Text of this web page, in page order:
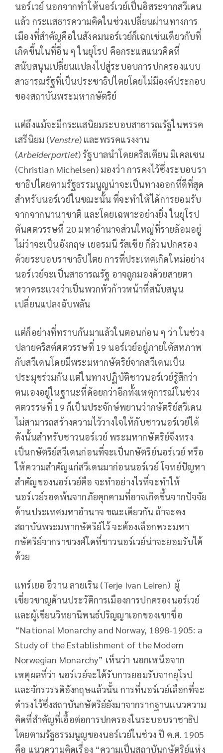
นอร์เวย์ นอกจากทำให้นอร์เวย์เป็นอิสระจากสวีเดน
แล้ว กระแสธารความคิดในช่วงเปลี่ยนผ่านทางการ
เมืองที่สำคัญคือในสังคมนอร์เวย์ก็เฉกเช่นเดียวกับที่
เกิดขึ้นในที่อื่น ๆ ในยุโรป คือกระแสแนวคิดที่
สนับสนุนเปลี่ยนแปลงไปสู่ระบอบการปกครองแบบ
สาธารณรัฐที่เป็นประชาธิปไตยโดยไม่มีองค์ประกอบ
ของสถาบันพระมหากษัตริย์
แต่ถึงแม้จะมีกระแสนิยมระบอบสาธารณรัฐในพรรค
เสรีนิยม (Venstre) และพรรคแรงงาน
(Arbeiderpartiet) รัฐบาลนำโดยคริสเตียน มิเคลเซน
(Christian Michelsen) มองว่า การคงไว้ซึ่งระบอบรา
ชาธิปไตยตามรัฐธรรมนูญน่าจะเป็นทางออกที่ดีที่สุด
สำหรับนอร์เวย์ในขณะนั้น ที่จะทำให้ได้การยอมรับ
จากจากนานาชาติ และโดยเฉพาะอย่างยิ่ง ในยุโรป
ต้นศตวรรษที่ 20 มหาอำนาจส่วนใหญ่ที่รายล้อมอยู่
ไม่ว่าจะเป็นอังกฤษ เยอรมนี รัสเซีย ก็ล้วนปกครอง
ด้วยระบอบราชาธิปไตย การที่ประเทศเกิดใหม่อย่าง
นอร์เวย์จะเป็นสาธารณรัฐ อาจถูกมองด้วยสายตา
หวาดระแวงว่าเป็นพวกหัวก้าวหน้าที่สนับสนุน
เปลี่ยนแปลงฉับพลัน
แต่ก็อย่างที่ทราบกันมาแล้วในตอนก่อน ๆ ว่า ในช่วง
ปลายคริสต์ศตวรรษที่ 19 นอร์เวย์อยู่ภายใต้สหภาพ
กับสวีเดนโดยมีพระมหากษัตริย์จากสวีเดนเป็น
ประมุขร่วมกัน แต่ในทางปฏิบัติชาวนอร์เวย์รู้สึกว่า
ตนเองอยู่ในฐานะที่ด้อยกว่าอีกทั้งเหตุการณ์ในช่วง
ศตวรรษที่ 19 ก็เป็นประจักษ์พยานว่ากษัตริย์สวีเดน
ไม่สามารถสร้างความไว้วางใจให้กับชาวนอร์เวย์ได้
ดังนั้นสำหรับชาวนอร์เวย์ พระมหากษัตริย์จึงทรง
เป็นกษัตริย์สวีเดนก่อนที่จะเป็นกษัตริย์นอร์เวย์ หรือ
ให้ความสำคัญแก่สวีเดนมาก่อนนอร์เวย์ โจทย์ปัญหา
สำคัญของนอร์เวย์คือ จะทำอย่างไรที่จะทำให้
นอร์เวย์รอดพ้นจากภัยคุกคามที่อาจเกิดขึ้นจากปัจจัย
ด้านประเทศมหาอำนาจ ขณะเดียวกัน ถ้าจะคง
สถาบันพระมหากษัตริย์ไว้ จะต้องเลือกพระมหา
กษัตริย์จากราชวงศ์ใดที่ชาวนอร์เวย์น่าจะยอมรับได้
ด้วย
แทร์เยอ อีวาน ลายเริน (Terje Ivan Leiren) ผู้
เชี่ยวชาญด้านประวัติการเมืองการปกครองนอร์เวย์
และผู้เขียนวิทยานิพนธ์ปริญญาเอกของเขาชื่อ
“National Monarchy and Norway, 1898-1905: a
Study of the Establishment of the Modern
Norwegian Monarchy” เห็นว่า นอกเหนือจาก
เหตุผลที่ว่า นอร์เวย์จะได้รับการยอมรับจากยุโรป
และจักรวรรดิอังกฤษแล้วนั้น การที่นอร์เวย์เลือกที่จะ
ดำรงไว้ซึ่งสถาบันกษัตริย์ยังมาจากรากฐานแนวความ
คิดที่สำคัญที่เอื้อต่อการปกครองในระบอบราชาธิป
ไตยตามรัฐธรรมนูญของนอร์เวย์ในช่วง ปี ค.ศ. 1905
คือ แนวความคิดเรื่อง “ความเป็นสถาบันกษัตริย์แห่ง